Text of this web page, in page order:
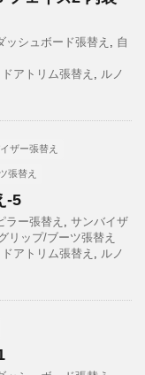
ッシュボード張替え , 自
ドアトリム張替え , ルノ
ザー張替え
張替え
-5
ラー張替え , サンバイザ
リップ/ブーツ張替え
ドアトリム張替え , ルノ